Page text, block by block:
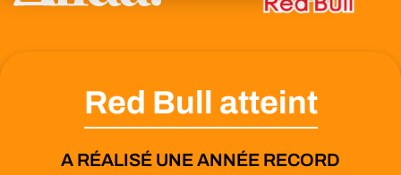
Red Bull atteint
A RÉALISÉ UNE ANNÉE RECORD